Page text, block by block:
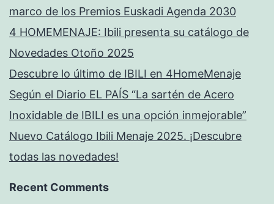
marco de los Premios Euskadi Agenda 2030
4 HOMEMENAJE: Ibili presenta su catálogo de
Novedades Otoño 2025
Descubre lo último de IBILI en 4HomeMenaje
Según el Diario EL PAÍS “La sartén de Acero
Inoxidable de IBILI es una opción inmejorable”
Nuevo Catálogo Ibili Menaje 2025. ¡Descubre
todas las novedades!
Recent Comments